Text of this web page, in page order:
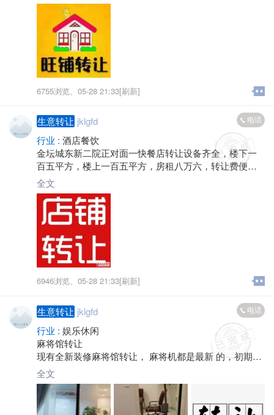
6755浏览、 05-28 21:33[刷新]
生意转让 jklgfd 电话
行业 : 酒店餐饮
金坛城东新二院正对面一快餐店转让设备齐全，楼下一
百五平方，楼上一百五平方，房租八万六，转让费便
宜！电话*****2403吴总！
全文
6946浏览、 05-28 21:33[刷新]
生意转让 jklgfd 电话
行业 : 娱乐休闲
麻将馆转让
现有全新装修麻将馆转让， 麻将机都是最新 的，初期经
营，因要生宝宝没有精力现急转 ，价格优惠，有意者联
系。
全文